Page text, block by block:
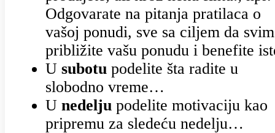
Odgovarate na pitanja pratilaca o
vašoj ponudi, sve sa ciljem da
približite vašu ponudu i benefite
U subotu podelite šta radite u
slobodno vreme…
U nedelju podelite motivaciju kao
pripremu za sledeću nedelju…